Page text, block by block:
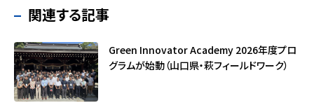
関連する記事
Green Innovator Academy 2026年度プロ
グラムが始動（山口県・萩フィールドワーク）